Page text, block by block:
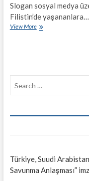
Slogan sosyal medya
Filistin’de yaşananlara…
View MoreBir
Türkiye, Suudi
Savunma Anlaşması”